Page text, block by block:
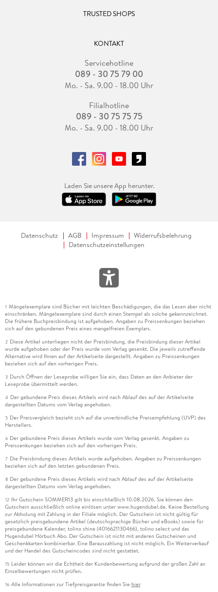
TRUSTED SHOPS
KONTAKT
Servicehotline
089 - 30 75 79 00
Mo. - Sa. 9.00 - 18.00 Uhr
Filialhotline
089 - 30 75 75 75
Mo. - Sa. 9.00 - 18.00 Uhr
Laden Sie unsere App herunter.
Datenschutz AGB Impressum
Widerrufsbelehrung
Datenschutzeinstellungen
1 Mängelexemplare sind Bücher mit leichten Beschädigungen, die das Lesen aber nicht
einschränken. Mängelexemplare sind durch einen Stempel als solche gekennzeichnet.
Die frühere Buchpreisbindung ist aufgehoben. Angaben zu Preissenkungen beziehen
sich auf den gebundenen Preis eines mangelfreien Exemplars.
2 Diese Artikel unterliegen nicht der Preisbindung, die Preisbindung dieser Artikel
wurde aufgehoben oder der Preis wurde vom Verlag gesenkt. Die jeweils zutreffende
Alternative wird Ihnen auf der Artikelseite dargestellt. Angaben zu Preissenkungen
beziehen sich auf den vorherigen Preis.
3 Durch Öffnen der Leseprobe willigen Sie ein, dass Daten an den Anbieter der
Leseprobe übermittelt werden.
4 Der gebundene Preis dieses Artikels wird nach Ablauf des auf der Artikelseite
dargestellten Datums vom Verlag angehoben.
5 Der Preisvergleich bezieht sich auf die unverbindliche Preisempfehlung (UVP) des
Herstellers.
6 Der gebundene Preis dieses Artikels wurde vom Verlag gesenkt. Angaben zu
Preissenkungen beziehen sich auf den vorherigen Preis.
7 Die Preisbindung dieses Artikels wurde aufgehoben. Angaben zu Preissenkungen
beziehen sich auf den letzten gebundenen Preis.
8 Der gebundene Preis dieses Artikels wird nach Ablauf des auf der Artikelseite
dargestellten Datums vom Verlag angehoben.
12 Ihr Gutschein SOMMER13 gilt bis einschließlich 10.08.2026. Sie können den
Gutschein ausschließlich online einlösen unter www.hugendubel.de. Keine Bestellung
zur Abholung mit Zahlung in der Filiale möglich. Der Gutschein ist nicht gültig für
gesetzlich preisgebundene Artikel (deutschsprachige Bücher und eBooks) sowie für
preisgebundene Kalender, tolino shine (4016621130466), tolino select und das
Hugendubel Hörbuch Abo. Der Gutschein ist nicht mit anderen Gutscheinen und
Geschenkkarten kombinierbar. Eine Barauszahlung ist nicht möglich. Ein Weiterverkauf
und der Handel des Gutscheincodes sind nicht gestattet.
15 Leider können wir die Echtheit der Kundenbewertung aufgrund der großen Zahl an
Einzelbewertungen nicht prüfen.
16 Alle Informationen zur Tiefpreisgarantie finden Sie hier